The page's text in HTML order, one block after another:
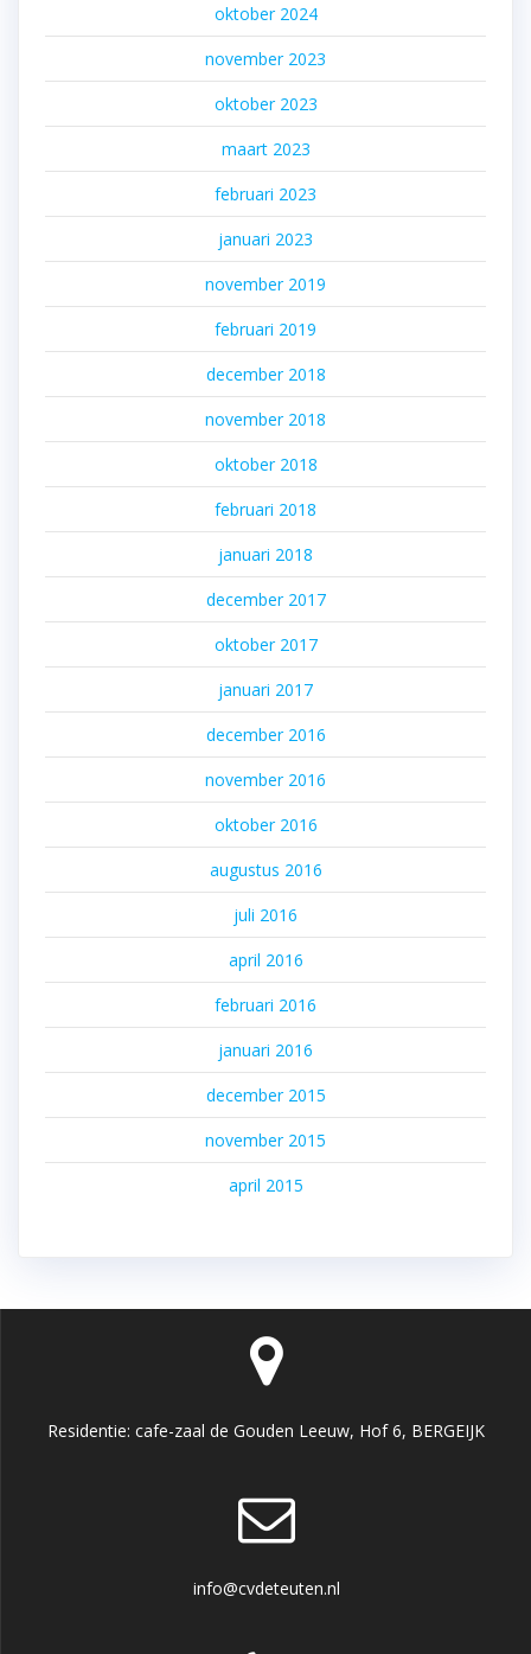
oktober 2024
november 2023
oktober 2023
maart 2023
februari 2023
januari 2023
november 2019
februari 2019
december 2018
november 2018
oktober 2018
februari 2018
januari 2018
december 2017
oktober 2017
januari 2017
december 2016
november 2016
oktober 2016
augustus 2016
juli 2016
april 2016
februari 2016
januari 2016
december 2015
november 2015
april 2015
Residentie: cafe-zaal de Gouden Leeuw, Hof 6, BERGEIJK
info@cvdeteuten.nl